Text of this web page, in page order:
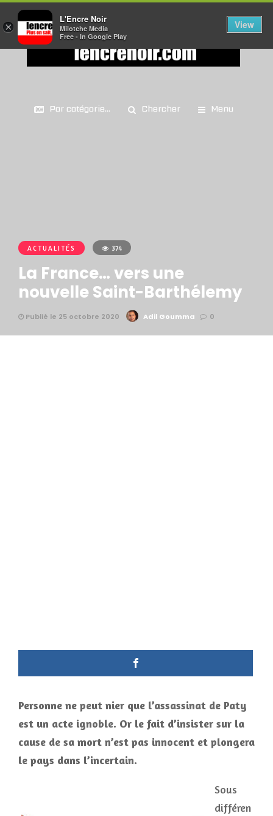
Par catégorie... Chercher Menu
ACTUALITÉS 374
La France… vers une
nouvelle Saint-Barthélemy
Publié le 25 octobre 2020 Adil Goumma 0
Personne ne peut nier que l’assassinat de Paty
est un acte ignoble. Or le fait d’insister sur la
cause de sa mort n’est pas innocent et plongera
le pays dans l’incertain.
Sous
différen
×
L'Encre Noir
Milotche Media
Free - In Google Play
View